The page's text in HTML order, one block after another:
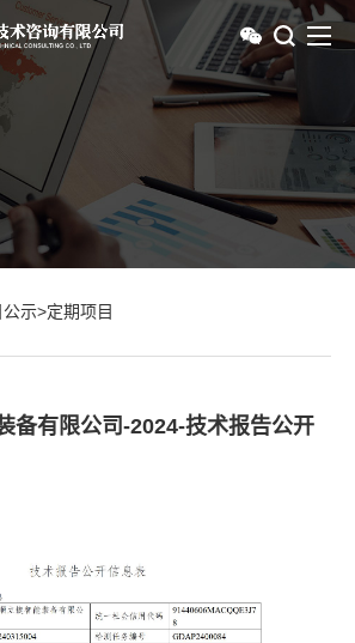
公示>定期项目
备有限公司-2024-技术报告公开